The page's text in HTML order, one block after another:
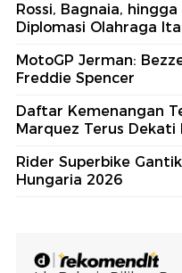
Rossi, Bagnaia,
Diplomasi Olahraga
MotoGP Jerman:
Freddie Spencer
Daftar Kemenangan
Marquez Terus Dekati
Rider Superbike
Hungaria 2026